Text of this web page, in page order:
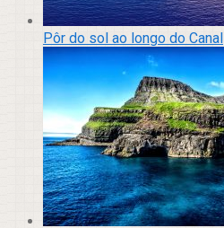
Pôr do sol ao longo do Canal